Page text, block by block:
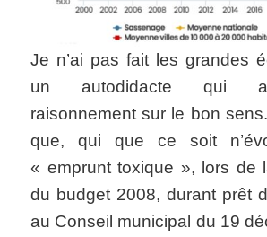
Je n’ai pas fait les grandes
un autodidacte qui
raisonnement sur le bon
que, qui que ce soit
« emprunt toxique », lors de
du budget 2008, durant prêt
au Conseil municipal du 19